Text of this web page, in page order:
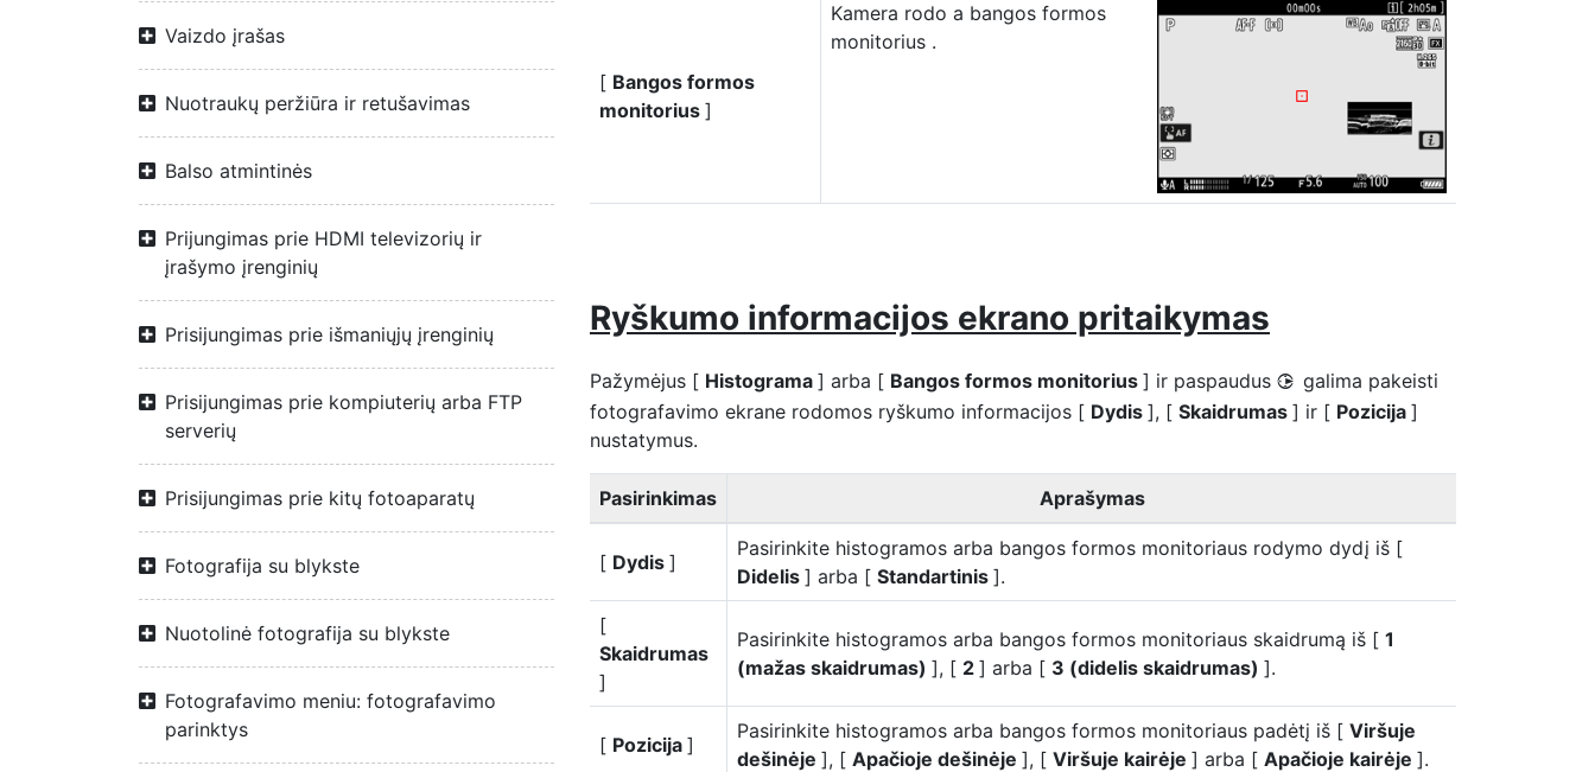
Vaizdo įrašas
Nuotraukų peržiūra ir retušavimas
Balso atmintinės
Prijungimas prie HDMI televizorių ir
įrašymo įrenginių
Prisijungimas prie išmaniųjų įrenginių
Prisijungimas prie kompiuterių arba FTP
serverių
Prisijungimas prie kitų fotoaparatų
Fotografija su blykste
Nuotolinė fotografija su blykste
Fotografavimo meniu: fotografavimo
parinktys
[ Bangos formos
monitorius ]
Kamera rodo a bangos formos
monitorius .
Ryškumo informacijos ekrano pritaikymas
Pažymėjus [ Histograma ] arba [ Bangos formos monitorius ] ir paspaudus 2 galima pakeisti
fotografavimo ekrane rodomos ryškumo informacijos [ Dydis ], [ Skaidrumas ] ir [ Pozicija ]
nustatymus.
Pasirinkimas Aprašymas
[ Dydis ]
Pasirinkite histogramos arba bangos formos monitoriaus rodymo dydį iš [
Didelis ] arba [ Standartinis ].
[
Skaidrumas
]
Pasirinkite histogramos arba bangos formos monitoriaus skaidrumą iš [ 1
(mažas skaidrumas) ], [ 2 ] arba [ 3 (didelis skaidrumas) ].
[ Pozicija ]
Pasirinkite histogramos arba bangos formos monitoriaus padėtį iš [ Viršuje
dešinėje ], [ Apačioje dešinėje ], [ Viršuje kairėje ] arba [ Apačioje kairėje ].